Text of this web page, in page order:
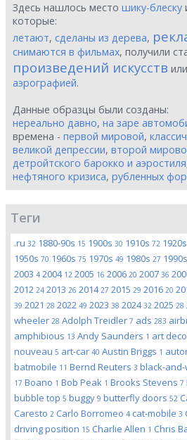
Здесь нашлось место шику-блеску
которые:
летают, сделаны из дерева,
снимаются в фильмах, получили
произведений искусств
аэрографией.
Данные образцы были созданы:
нереально давно, на заре
времена - первой мировой,
великой депрессии, второй
детройтского барокко и аэростиля
нефтяного кризиса, рубленных
Теги
.ru 32 1880-90s 15 1900s 30 1910s 72 1920s
1950s 70 1960s 75 1970s 49 1980s 27 1990s
2003 4 2004 12 2005 16 2006 20 2007 36
2012 24 2013 26 201427 2015 29 2016 20
39 2021 28 2022 49 2023 38 202432 2025 28
wheeler 28 Adolph Treidler 7 ads 283
amphibious 13 Andy Saunders 1 art deco
nouveau 5 art-car 40 Austin Briggs 1
batmobile 11 Bernd Reuters 3 black-
17 Boano 1 Bob Peak 1 Brooks Stevens 7
bubble top 5 buggy 9 butterfly doors 52
Caresto 2 Carlo Borromeo 4 cat-mobile 3
driving position 15 Charlie Allen 1 Chris